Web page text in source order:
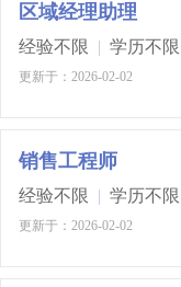
区域经理助理
经验不限 | 学历不限
更新于：2026-02-02
销售工程师
经验不限 | 学历不限
更新于：2026-02-02